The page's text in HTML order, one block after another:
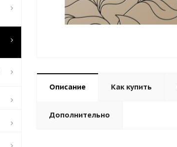
Описание Как купить
Дополнительно